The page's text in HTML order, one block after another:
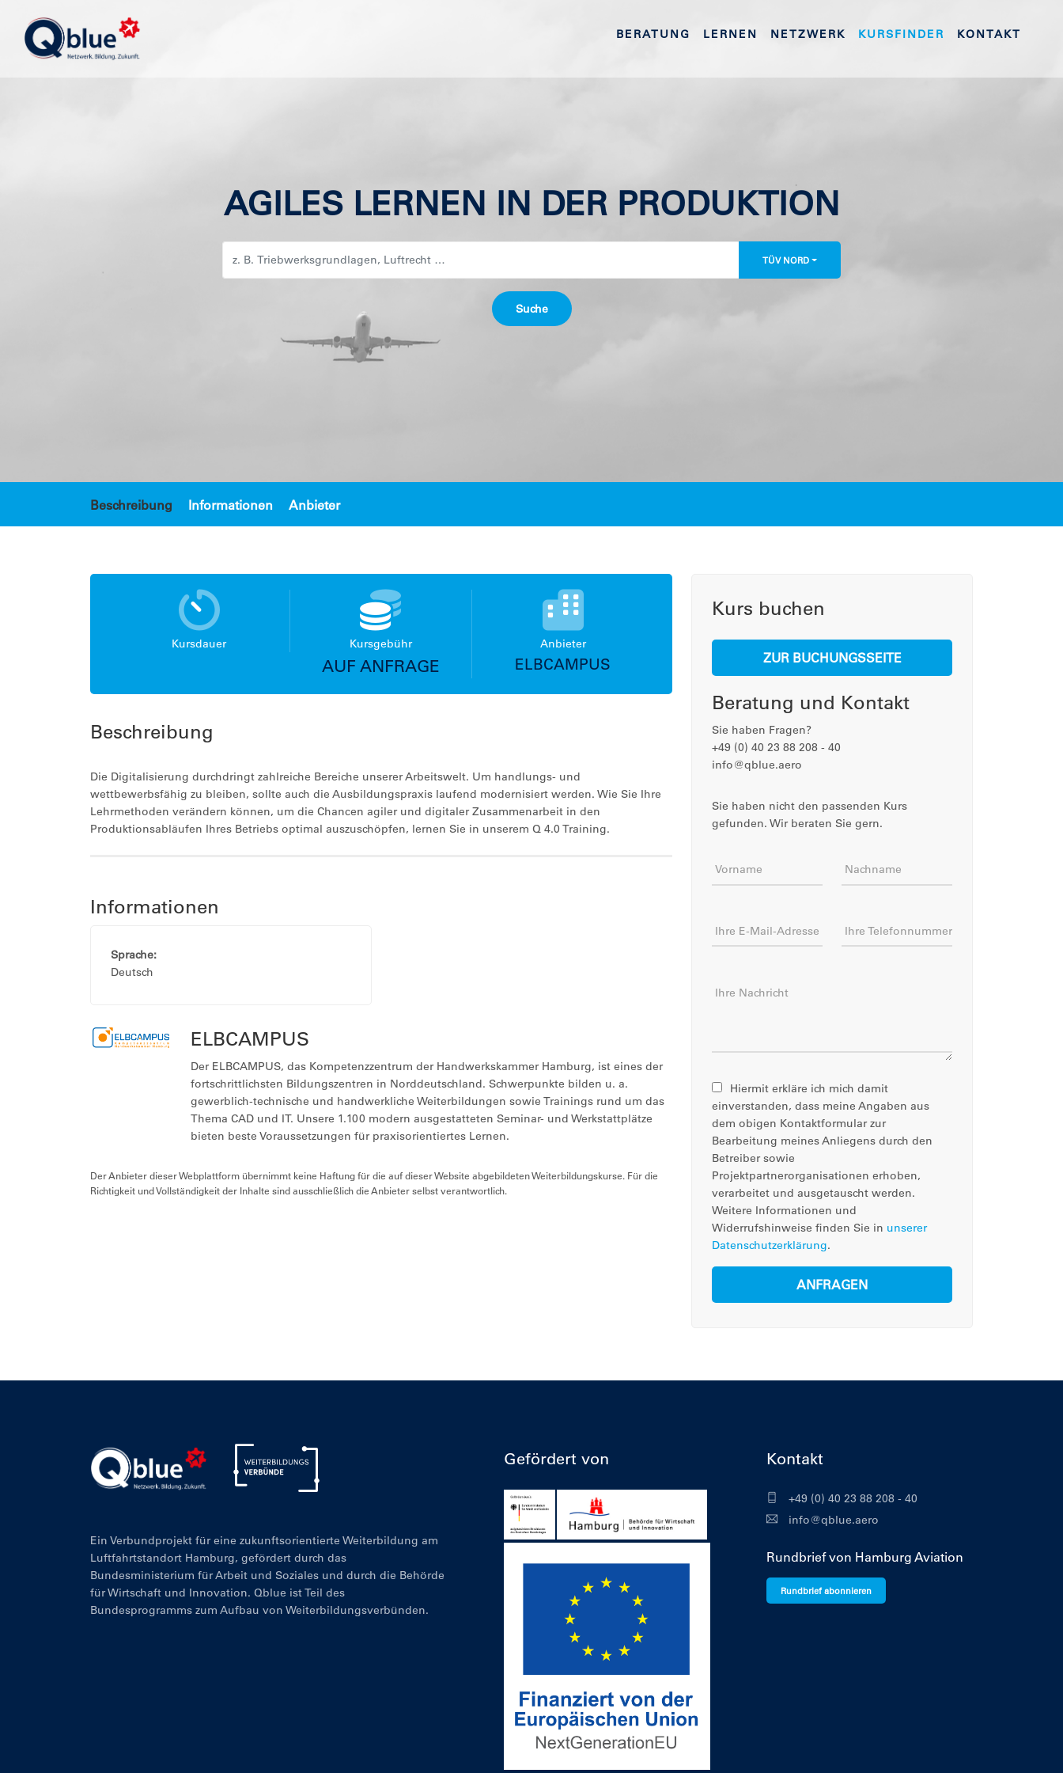
BERATUNG LERNEN NETZWERK KURSFINDER KONTAKT
AGILES LERNEN IN DER PRODUKTION
TÜV NORD
Beschreibung Informationen Anbieter
Kursdauer Kursgebühr
AUF ANFRAGE
Anbieter
ELBCAMPUS
Beschreibung
Die Digitalisierung durchdringt zahlreiche Bereiche unserer Arbeitswelt. Um handlungs- und
wettbewerbsfähig zu bleiben, sollte auch die Ausbildungspraxis laufend modernisiert werden. Wie Sie Ihre
Lehrmethoden verändern können, um die Chancen agiler und digitaler Zusammenarbeit in den
Produktionsabläufen Ihres Betriebs optimal auszuschöpfen, lernen Sie in unserem Q 4.0 Training.
Informationen
Sprache:
Deutsch
ELBCAMPUS
Der ELBCAMPUS, das Kompetenzzentrum der Handwerkskammer Hamburg, ist eines der
fortschrittlichsten Bildungszentren in Norddeutschland. Schwerpunkte bilden u. a.
gewerblich-technische und handwerkliche Weiterbildungen sowie Trainings rund um das
Thema CAD und IT. Unsere 1.100 modern ausgestatteten Seminar- und Werkstattplätze
bieten beste Voraussetzungen für praxisorientiertes Lernen.
Der Anbieter dieser Webplattform übernimmt keine Haftung für die auf dieser Website abgebildeten Weiterbildungskurse. Für die
Richtigkeit und Vollständigkeit der Inhalte sind ausschließlich die Anbieter selbst verantwortlich.
Kurs buchen
ZUR BUCHUNGSSEITE
Beratung und Kontakt
Sie haben Fragen?
+49 (0) 40 23 88 208 - 40
info@qblue.aero
Sie haben nicht den passenden Kurs
gefunden. Wir beraten Sie gern.
Vorname Nachname
Ihre E-Mail-Adresse Ihre Telefonnummer
Ihre Nachricht
Hiermit erkläre ich mich damit
einverstanden, dass meine Angaben aus
dem obigen Kontaktformular zur
Bearbeitung meines Anliegens durch den
Betreiber sowie
Projektpartnerorganisationen erhoben,
verarbeitet und ausgetauscht werden.
Weitere Informationen und
Widerrufshinweise finden Sie in unserer
Datenschutzerklärung.
ANFRAGEN
Ein Verbundprojekt für eine zukunftsorientierte Weiterbildung am
Luftfahrtstandort Hamburg, gefördert durch das
Bundesministerium für Arbeit und Soziales und durch die Behörde
für Wirtschaft und Innovation. Qblue ist Teil des
Bundesprogramms zum Aufbau von Weiterbildungsverbünden.
Gefördert von Kontakt
+49 (0) 40 23 88 208 - 40
info@qblue.aero
Rundbrief von Hamburg Aviation
Rundbrief abonnieren